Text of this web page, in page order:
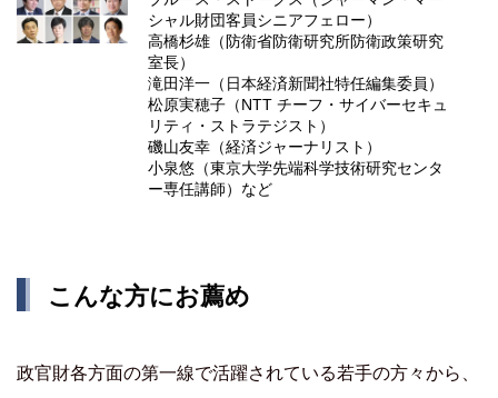
シャル財団客員シニアフェロー）
高橋杉雄（防衛省防衛研究所防衛政策研究
室長）
滝田洋一（日本経済新聞社特任編集委員）
松原実穂子（NTT チーフ・サイバーセキュ
リティ・ストラテジスト）
磯山友幸（経済ジャーナリスト）
小泉悠（東京大学先端科学技術研究センタ
ー専任講師）など
こんな方にお薦め
政官財各方面の第一線で活躍されている若手の方々から、